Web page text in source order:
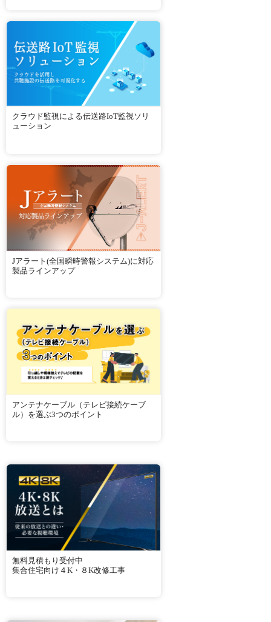
クラウド監視による伝送路IoT監視ソリ
ューション
Jアラート(全国瞬時警報システム)に対応
製品ラインアップ
アンテナケーブル（テレビ接続ケーブ
ル）を選ぶ3つのポイント
無料見積もり受付中
集合住宅向け４K・８K改修工事